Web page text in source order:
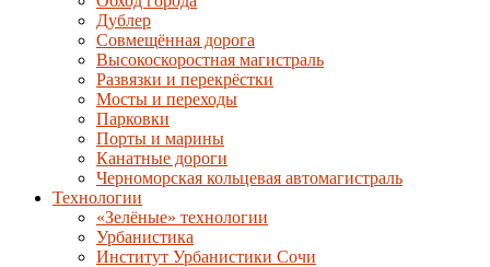
Дублер
Совмещённая дорога
Высокоскоростная магистраль
Развязки и перекрёстки
Мосты и переходы
Парковки
Порты и марины
Канатные дороги
Черноморская кольцевая автомагистраль
Технологии
«Зелёные» технологии
Урбанистика
Институт Урбанистики Сочи